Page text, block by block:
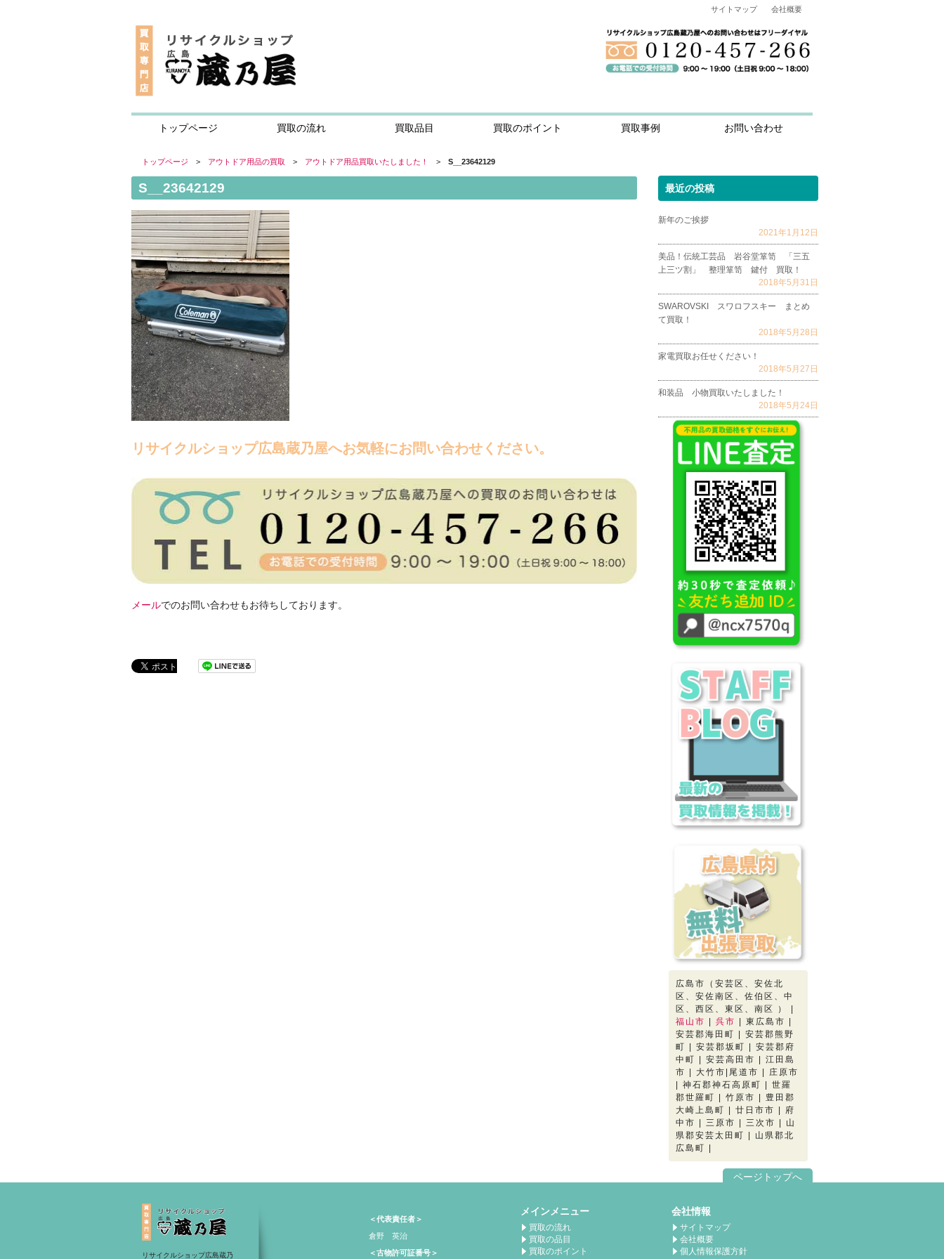
サイトマップ 会社概要
トップページ 買取の流れ 買取品目 買取のポイント 買取事例 お問い合わせ
トップページ > アウトドア用品の買取 > アウトドア用品買取いたしました！ > S__23642129
S__23642129
リサイクルショップ広島蔵乃屋へお気軽にお問い合わせください。
メールでのお問い合わせもお待ちしております。
最近の投稿
新年のご挨拶
2021年1月12日
美品！伝統工芸品 岩谷堂箪笥 「三五
上三ツ割」 整理箪笥 鍵付 買取！
2018年5月31日
SWAROVSKI スワロフスキー まとめ
て買取！
2018年5月28日
家電買取お任せください！
2018年5月27日
和装品 小物買取いたしました！
2018年5月24日
広島市（安芸区、安佐北
区、安佐南区、佐伯区、中
区、西区、東区、南区 ） |
福山市
呉市
| 東広島市 |
安芸郡海田町 | 安芸郡熊野
町 | 安芸郡坂町 | 安芸郡府
中町 | 安芸高田市 | 江田島
市 | 大竹市|尾道市 | 庄原市
| 神石郡神石高原町 | 世羅
郡世羅町 | 竹原市 | 豊田郡
大崎上島町 | 廿日市市 | 府
中市 | 三原市 | 三次市 | 山
県郡安芸太田町 | 山県郡北
広島町 |
ページトップへ
リサイクルショップ広島蔵乃
＜代表責任者＞
倉野 英治
＜古物許可証番号＞
メインメニュー
買取の流れ
買取の品目
買取のポイント
会社情報
サイトマップ
会社概要
個人情報保護方針